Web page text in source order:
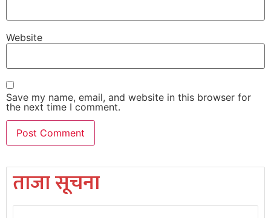
Website
Save my name, email, and website in this browser for
the next time I comment.
ताजा सूचना